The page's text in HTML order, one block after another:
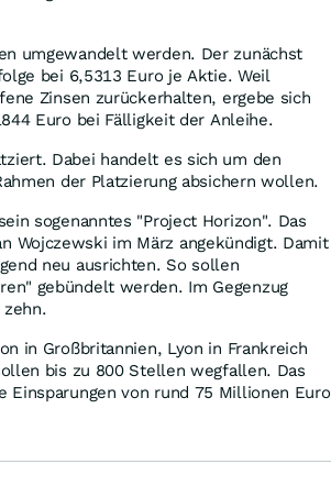
umgewandelt werden. Der zunächst
bei 6,5313 Euro je Aktie. Weil
Zinsen zurückerhalten, ergebe sich
Euro bei Fälligkeit der Anleihe.
Dabei handelt es sich um den
der Platzierung absichern wollen.
sogenanntes "Project Horizon". Das
Wojczewski im März angekündigt. Damit
neu ausrichten. So sollen
gebündelt werden. Im Gegenzug
in Großbritannien, Lyon in Frankreich
bis zu 800 Stellen wegfallen. Das
Einsparungen von rund 75 Millionen Euro